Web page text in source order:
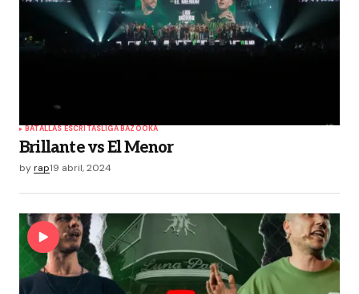
BATALLAS ESCRITASLIGA BAZOOKA
Brillante vs El Menor
byrap19 abril, 2024